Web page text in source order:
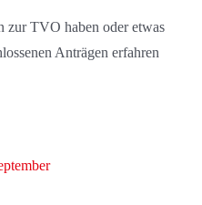
zur TVO haben oder etwas
Anträgen erfahren